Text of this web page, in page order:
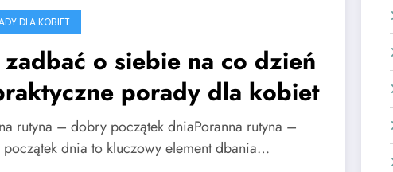
DLA KOBIET
zadbać o siebie na co dzień
porady dla kobiet
rutyna – dobry początek dniaPoranna rutyna –
dnia to kluczowy element dbania…